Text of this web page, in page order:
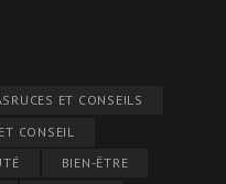
ET CONSEILS
CONSEIL
BIEN-ÊTRE